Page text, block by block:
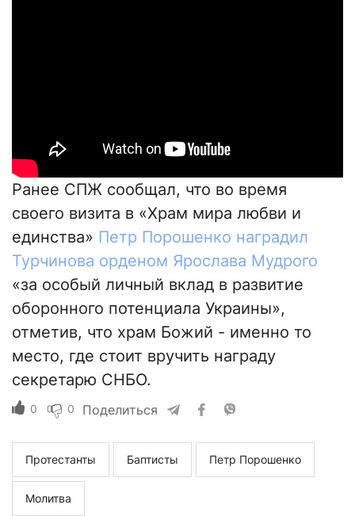
Ранее СПЖ сообщал, что во время
своего визита в «Храм мира любви и
единства» Петр Порошенко наградил
Турчинова орденом Ярослава Мудрого
«за особый личный вклад в развитие
оборонного потенциала Украины»,
отметив, что храм Божий - именно то
место, где стоит вручить награду
секретарю СНБО.
0 0 Поделиться
Протестанты Баптисты Петр Порошенко
Молитва